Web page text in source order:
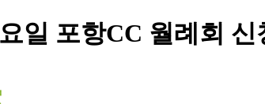
일 포항CC 월례회